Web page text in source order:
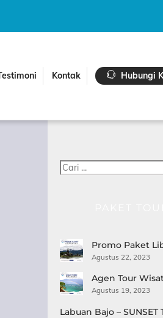
Kontak Hubungi
Cari
Promo Paket
Agustus 22, 2023
Agen Tour
Agustus 19, 2023
Labuan Bajo – SUNSET